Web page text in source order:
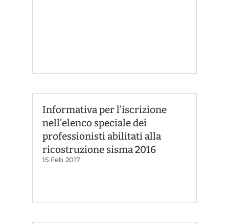
Informativa per l’iscrizione
nell’elenco speciale dei
professionisti abilitati alla
ricostruzione sisma 2016
15 Feb 2017